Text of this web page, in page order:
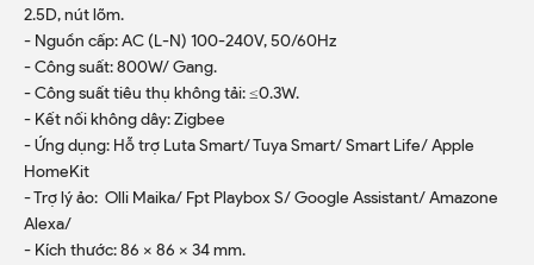
2.5D, nút lõm.
- Nguồn cấp: AC (L-N) 100-240V, 50/60Hz
- Công suất: 800W/ Gang.
- Công suất tiêu thụ không tải: ≤0.3W.
- Kết nối không dây: Zigbee
- Ứng dụng: Hỗ trợ Luta Smart/ Tuya Smart/ Smart Life/ Apple
HomeKit
- Trợ lý ảo: Olli Maika/ Fpt Playbox S/ Google Assistant/ Amazone
Alexa/
- Kích thước: 86 x 86 x 34 mm.